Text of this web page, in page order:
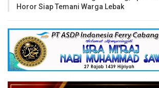
Horor Siap Temani Warga Lebak